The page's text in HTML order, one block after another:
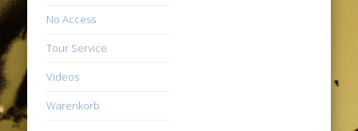
No Access
Tour Service
Videos
Warenkorb